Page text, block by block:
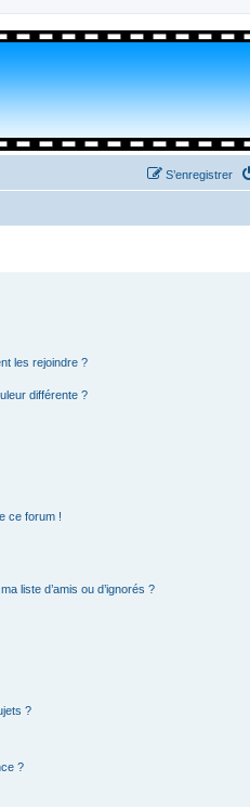
S’enregistrer
les rejoindre ?
différente ?
ce forum !
liste d’amis ou d’ignorés ?
?
?